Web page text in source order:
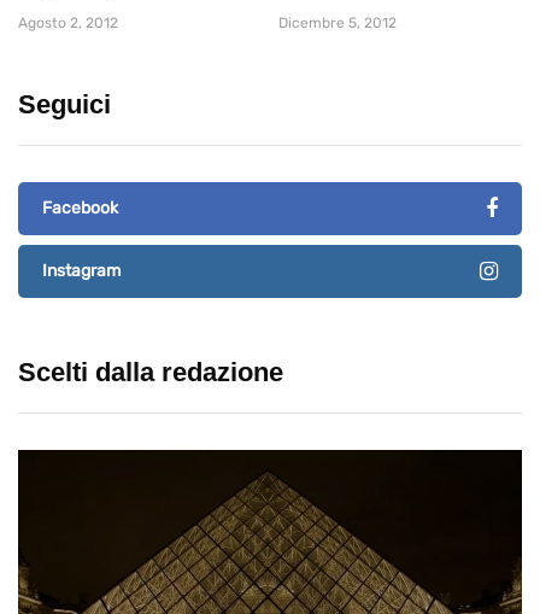
Agosto 2, 2012 Dicembre 5, 2012
Seguici
Facebook
Instagram
Scelti dalla redazione